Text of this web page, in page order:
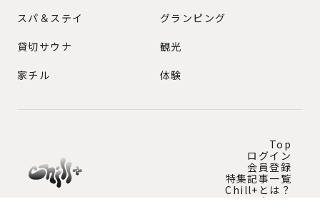
スパ＆ステイ
貸切サウナ
家チル
グランピング
観光
体験
Top
ログイン
会員登録
特集記事一覧
Chill+とは？
問い合わせ